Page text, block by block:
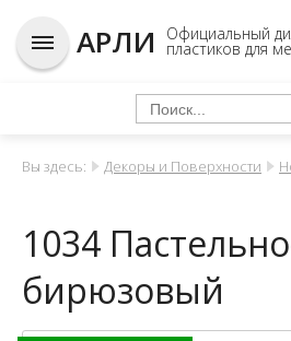
АРЛИ Официальный
пластиков для
Вы здесь: Декоры и Поверхности
1034
бирюзовый